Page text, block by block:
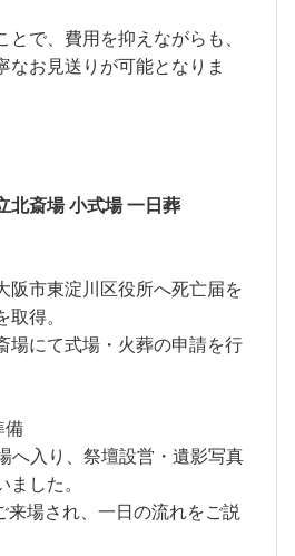
で、費用を抑えながらも、
なお見送りが可能となりま
北斎場 小式場 一日葬
阪市東淀川区役所へ死亡届を
得。
場にて式場・火葬の申請を行
備
へ入り、祭壇設営・遺影写真
した。
来場され、一日の流れをご説